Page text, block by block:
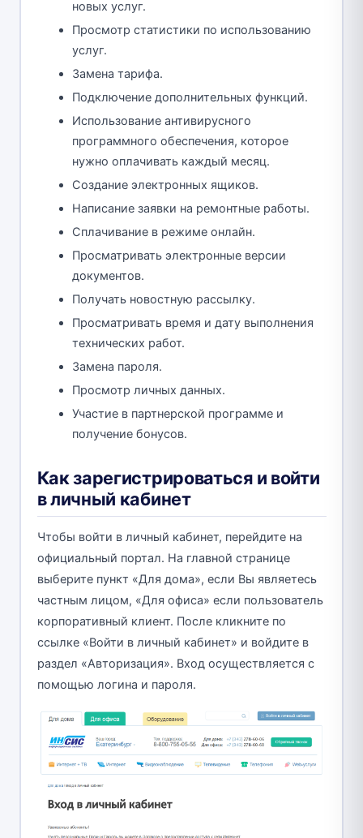
новых услуг.
Просмотр статистики по использованию
услуг.
Замена тарифа.
Подключение дополнительных функций.
Использование антивирусного
программного обеспечения, которое
нужно оплачивать каждый месяц.
Создание электронных ящиков.
Написание заявки на ремонтные работы.
Сплачивание в режиме онлайн.
Просматривать электронные версии
документов.
Получать новостную рассылку.
Просматривать время и дату выполнения
технических работ.
Замена пароля.
Просмотр личных данных.
Участие в партнерской программе и
получение бонусов.
Как зарегистрироваться и войти
в личный кабинет
Чтобы войти в личный кабинет, перейдите на
официальный портал. На главной странице
выберите пункт «Для дома», если Вы являетесь
частным лицом, «Для офиса» если пользователь
корпоративный клиент. После кликните по
ссылке «Войти в личный кабинет» и войдите в
раздел «Авторизация». Вход осуществляется с
помощью логина и пароля.